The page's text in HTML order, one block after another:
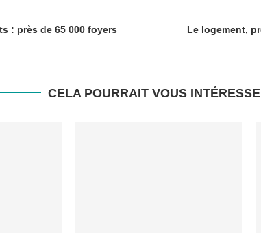
: près de 65 000 foyers
Le logement,
CELA POURRAIT VOUS